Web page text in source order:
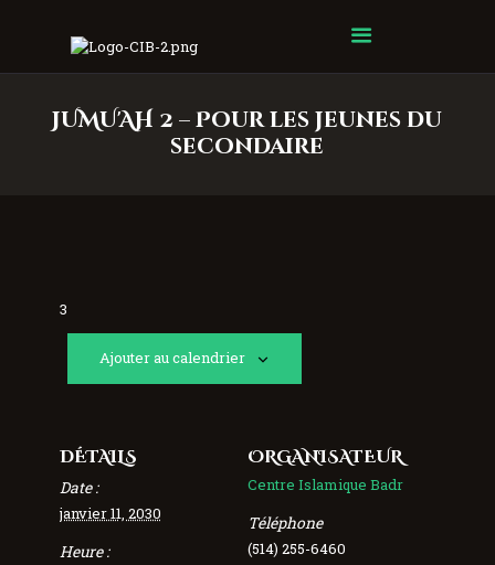
JUMU'AH 2 – Pour les jeunes du
secondaire
Centre Islamique Badr
3
Ajouter au calendrier
DÉTAILS
Date :
janvier 11, 2030
Heure :
ORGANISATEUR
Centre Islamique Badr
Téléphone
(514) 255-6460